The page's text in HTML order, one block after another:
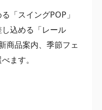
「スイングPOP」
込める「レール
商品案内、季節フェ
ます。